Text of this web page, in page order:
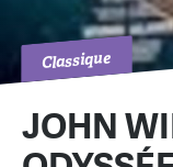
Classique
JOHN